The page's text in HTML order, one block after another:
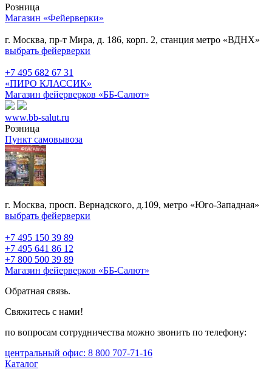
Розница
Магазин «Фейерверки»
г. Москва, пр-т Мира, д. 186, корп. 2, станция метро «ВДНХ»
выбрать фейерверки
+7 495 682 67 31
«ПИРО КЛАССИК»
Магазин фейерверков «ББ-Салют»
www.bb-salut.ru
Розница
Пункт самовывоза
г. Москва, просп. Вернадского, д.109, метро «Юго-Западная»
выбрать фейерверки
+7 495 150 39 89
+7 495 641 86 12
+7 800 500 39 89
Магазин фейерверков «ББ-Салют»
Обратная связь.
Свяжитесь с нами!
по вопросам сотрудничества можно звонить по телефону:
центральный офис: 8 800 707-71-16
Каталог